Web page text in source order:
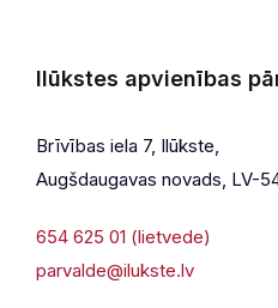
Ilūkstes apvienības
Brīvības iela 7, Ilūkste,
Augšdaugavas novads, LV-
654 625 01 (lietvede)
parvalde@ilukste.lv